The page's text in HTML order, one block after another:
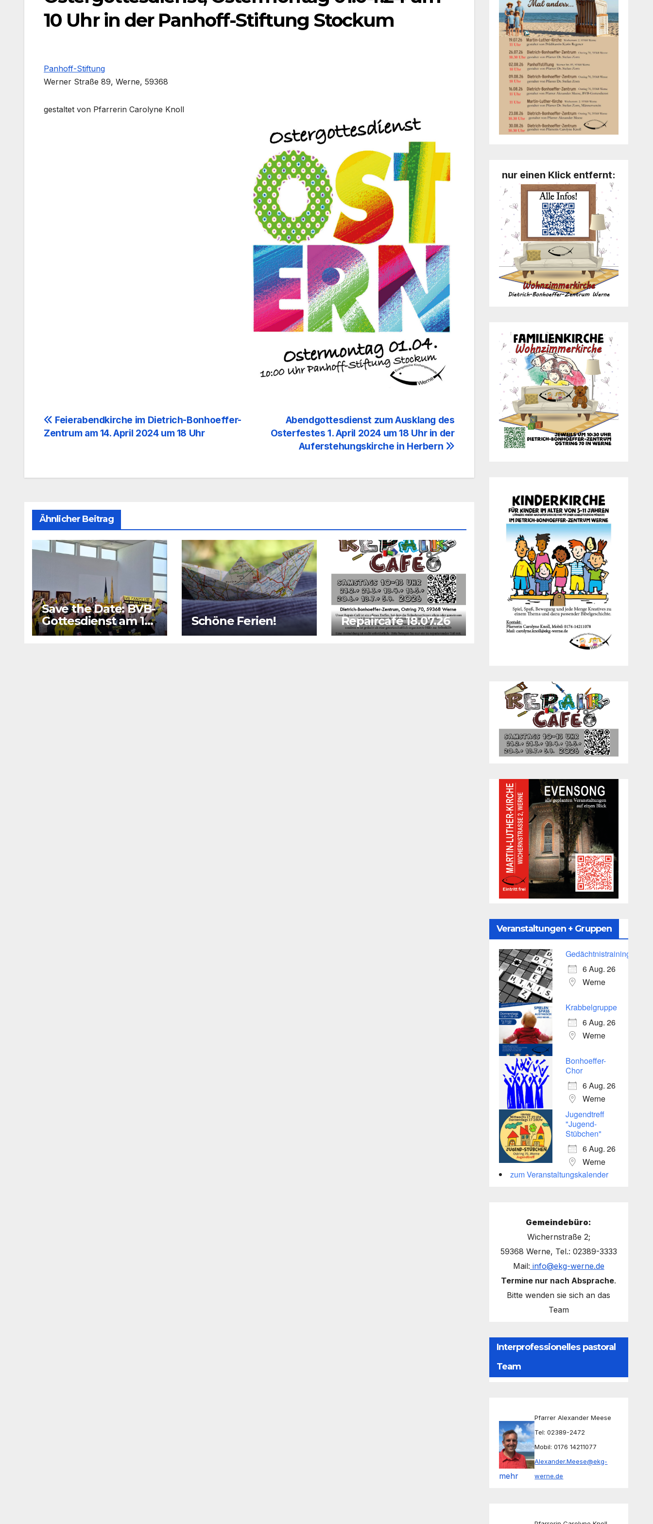
10 Uhr in der Panhoff-Stiftung Stockum
Panhoff-Stiftung
Wer­ner Stra­ße 89, Wer­ne, 59368
gestal­tet von Pfar­re­rin Caro­ly­ne Knoll
Beitragsnavigation
Abendgottesdienst zum Ausklang des
Osterfestes 1. April 2024 um 18 Uhr in der
Auferstehungskirche in Herbern
Feierabendkirche im Dietrich-Bonhoeffer-
Zentrum am 14. April 2024 um 18 Uhr
Ähnlicher Beitrag
Save the Date: BVB-
Gottesdienst am 16.
August 2026
Schöne Ferien! Repaircafé 18.07.26
nur einen Klick entfernt:
Veranstaltungen + Gruppen
Gedächtnistraining
6 Aug. 26
Werne
Krabbelgruppe
6 Aug. 26
Werne
Bonhoeffer-
Chor
6 Aug. 26
Werne
Jugendtreff
"Jugend-
Stübchen"
6 Aug. 26
Werne
zum Veranstaltungskalender
Gemeindebüro:
Wichernstraße 2;
59368 Werne, Tel.: 02389-3333
Mail: info@ekg-werne.de
Termine nur nach Absprache.
Bitte wenden sie sich an das
Team
Interprofessionelles pastoral
Team
mehr
Pfarrer Alexander Meese
Tel: 02389-2472
Mobil: 0176 14211077
Alexander.Meese@ekg-
werne.de